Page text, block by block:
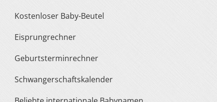
Kostenloser Baby-Beutel
Eisprungrechner
Geburtsterminrechner
Schwangerschaftskalender